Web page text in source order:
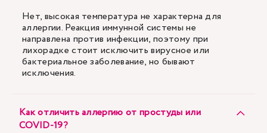
Нет, высокая температура не характерна для
аллергии. Реакция иммунной системы не
направлена против инфекции, поэтому при
лихорадке стоит исключить вирусное или
бактериальное заболевание, но бывают
исключения.
Как отличить аллергию от простуды или
COVID-19?